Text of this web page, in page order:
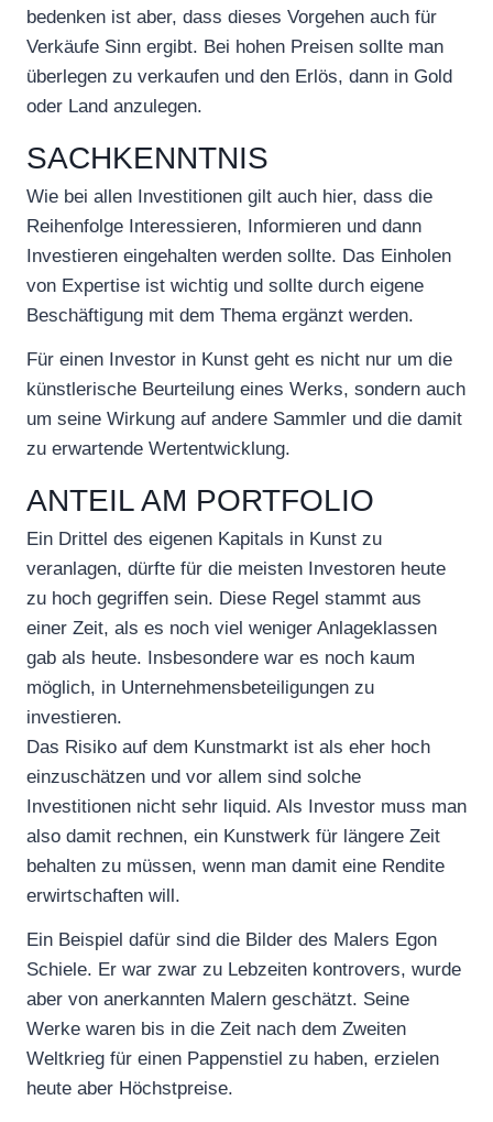
bedenken ist aber, dass dieses Vorgehen auch für
Verkäufe Sinn ergibt. Bei hohen Preisen sollte man
überlegen zu verkaufen und den Erlös, dann in Gold
oder Land anzulegen.
SACHKENNTNIS
Wie bei allen Investitionen gilt auch hier, dass die
Reihenfolge Interessieren, Informieren und dann
Investieren eingehalten werden sollte. Das Einholen
von Expertise ist wichtig und sollte durch eigene
Beschäftigung mit dem Thema ergänzt werden.
Für einen Investor in Kunst geht es nicht nur um die
künstlerische Beurteilung eines Werks, sondern auch
um seine Wirkung auf andere Sammler und die damit
zu erwartende Wertentwicklung.
ANTEIL AM PORTFOLIO
Ein Drittel des eigenen Kapitals in Kunst zu
veranlagen, dürfte für die meisten Investoren heute
zu hoch gegriffen sein. Diese Regel stammt aus
einer Zeit, als es noch viel weniger Anlageklassen
gab als heute. Insbesondere war es noch kaum
möglich, in Unternehmensbeteiligungen zu
investieren.
Das Risiko auf dem Kunstmarkt ist als eher hoch
einzuschätzen und vor allem sind solche
Investitionen nicht sehr liquid. Als Investor muss man
also damit rechnen, ein Kunstwerk für längere Zeit
behalten zu müssen, wenn man damit eine Rendite
erwirtschaften will.
Ein Beispiel dafür sind die Bilder des Malers Egon
Schiele. Er war zwar zu Lebzeiten kontrovers, wurde
aber von anerkannten Malern geschätzt. Seine
Werke waren bis in die Zeit nach dem Zweiten
Weltkrieg für einen Pappenstiel zu haben, erzielen
heute aber Höchstpreise.